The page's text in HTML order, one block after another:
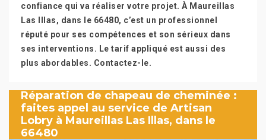
confiance qui va réaliser votre projet. À Maureillas
Las Illas, dans le 66480, c’est un professionnel
réputé pour ses compétences et son sérieux dans
ses interventions. Le tarif appliqué est aussi des
plus abordables. Contactez-le.
Réparation de chapeau de cheminée :
faites appel au service de Artisan
Lobry à Maureillas Las Illas, dans le
66480